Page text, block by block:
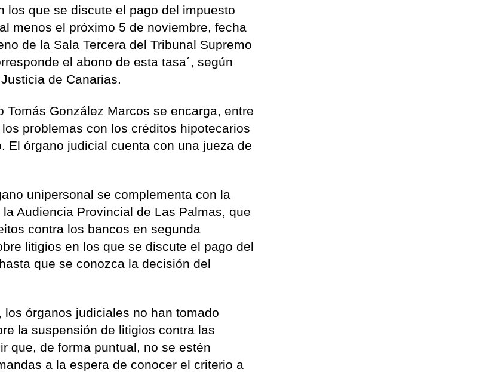
los que se discute el pago del impuesto
menos el próximo 5 de noviembre, fecha
de la Sala Tercera del Tribunal Supremo
el abono de esta tasa´, según
de Canarias.
González Marcos se encarga, entre
problemas con los créditos hipotecarios
El órgano judicial cuenta con una jueza de
unipersonal se complementa con la
Audiencia Provincial de Las Palmas, que
contra los bancos en segunda
litigios en los que se discute el pago del
que se conozca la decisión del
órganos judiciales no han tomado
la suspensión de litigios contra las
que, de forma puntual, no se estén
a la espera de conocer el criterio a